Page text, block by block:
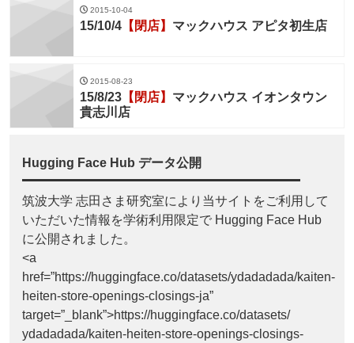
2015-10-04
15/10/4 【閉店】 マックハウス アピタ初生店
2015-08-23
15/8/23 【閉店】 マックハウス イオンタウン
貴志川店
Hugging Face Hub データ公開
筑波大学 志田さま研究室により当サイトをご利用して
いただいた情報を学術利用限定で Hugging Face Hub
に公開されました。
<a
href=”https://huggingface.co/datasets/ydadadada/kaiten-
heiten-store-openings-closings-ja”
target=”_blank”>https://huggingface.co/datasets/
ydadadada/kaiten-heiten-store-openings-closings-